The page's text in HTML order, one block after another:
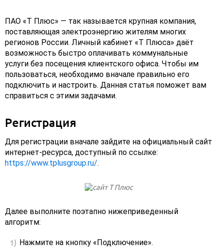
ПАО «Т Плюс» — так называется крупная компания,
поставляющая электроэнергию жителям многих
регионов России. Личный кабинет «Т Плюса» даёт
возможность быстро оплачивать коммунальные
услуги без посещения клиентского офиса. Чтобы им
пользоваться, необходимо вначале правильно его
подключить и настроить. Данная статья поможет вам
справиться с этими задачами.
Регистрация
Для регистрации вначале зайдите на официальный сайт
интернет-ресурса, доступный по ссылке:
https://www.tplusgroup.ru/.
Далее выполните поэтапно нижеприведенный
алгоритм:
Нажмите на кнопку «Подключение».